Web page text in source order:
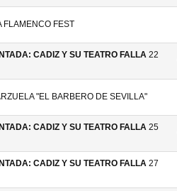
FLAMENCO FEST
CADIZ Y SU TEATRO FALLA 22
"EL BARBERO DE SEVILLA"
CADIZ Y SU TEATRO FALLA 25
CADIZ Y SU TEATRO FALLA 27